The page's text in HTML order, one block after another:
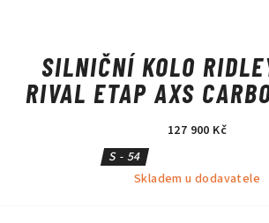
SILNIČNÍ KOLO
RIVAL ETAP AXS
RED METALLIC/
127 900 Kč
S - 54
Skladem u dodavatele